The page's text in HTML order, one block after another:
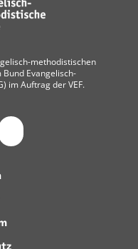
methodistischen
Evangelisch-
im Auftrag der VEF.